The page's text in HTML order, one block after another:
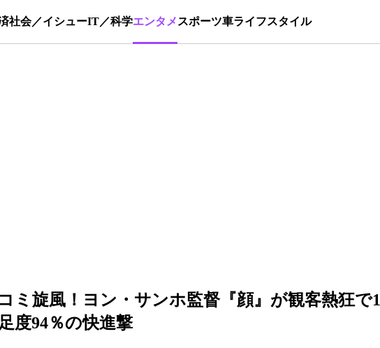
社会／イシューIT／科学エンタメ スポーツ車ライフスタイル
ミ旋風！ヨン・サンホ監督『顔』が観客熱狂で1
度94％の快進撃